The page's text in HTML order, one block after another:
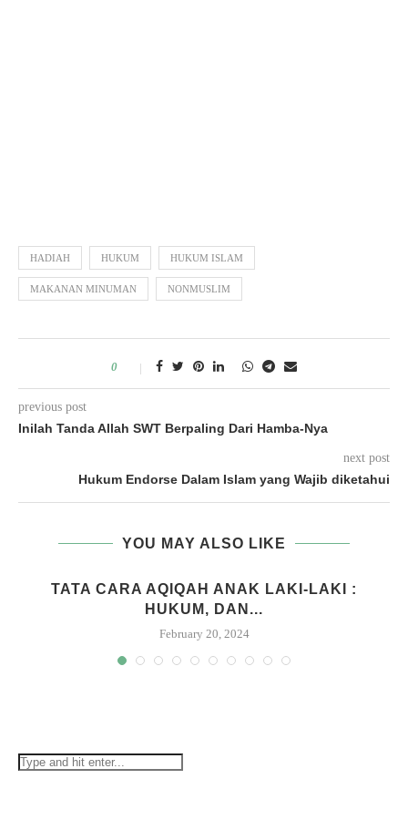
HADIAH HUKUM HUKUM ISLAM
MAKANAN MINUMAN NONMUSLIM
0
previous post
Inilah Tanda Allah SWT Berpaling Dari Hamba-Nya
next post
Hukum Endorse Dalam Islam yang Wajib diketahui
YOU MAY ALSO LIKE
TATA CARA AQIQAH ANAK LAKI-LAKI :
HUKUM, DAN...
February 20, 2024